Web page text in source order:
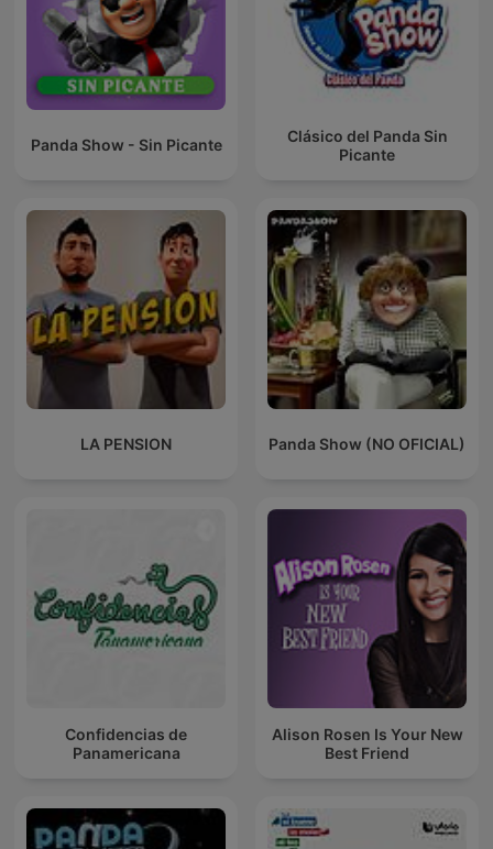
Panda Show - Sin Picante
Clásico del Panda Sin
Picante
LA PENSION Panda Show (NO OFICIAL)
Confidencias de
Panamericana
Alison Rosen Is Your New
Best Friend